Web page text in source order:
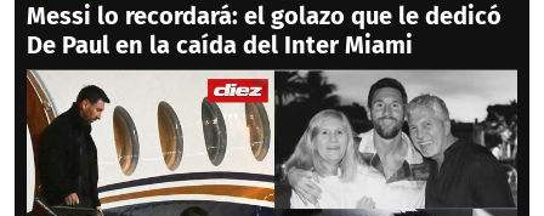
Messi lo recordará: el golazo que le dedicó
De Paul en la caída del Inter Miami